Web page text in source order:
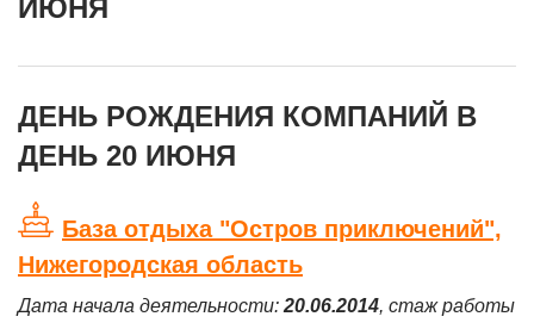
ИЮНЯ
ДЕНЬ РОЖДЕНИЯ КОМПАНИЙ В
ДЕНЬ 20 ИЮНЯ
База отдыха "Остров приключений",
Нижегородская область
Дата начала деятельности: 20.06.2014, стаж работы